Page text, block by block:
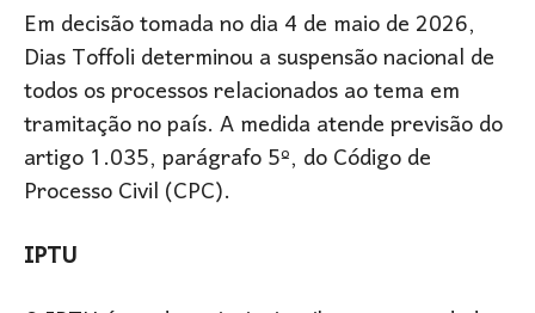
Em decisão tomada no dia 4 de maio de 2026,
Dias Toffolideterminou a suspensão nacional de
todos os processos relacionados ao tema em
tramitação no país. A medida atende previsão do
artigo 1.035, parágrafo 5º, do Código de
Processo Civil (CPC).
IPTU